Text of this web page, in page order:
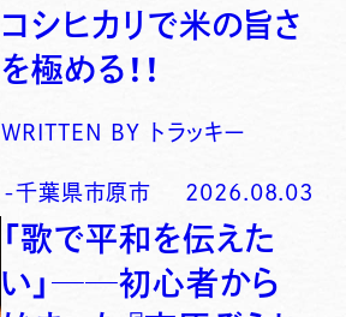
コシヒカリで米の旨さ
を極める！！
WRITTEN BY トラッキー
-千葉県市原市 2026.08.03
「歌で平和を伝えた
い」──初心者から